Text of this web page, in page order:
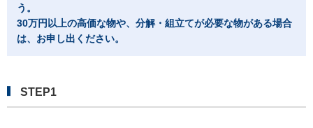
う。
30万円以上の高価な物や、分解・組立てが必要な物がある場合
は、お申し出ください。
STEP1